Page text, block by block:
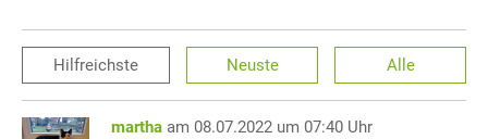
Hilfreichste Neuste Alle
martha am 08.07.2022 um 07:40 Uhr